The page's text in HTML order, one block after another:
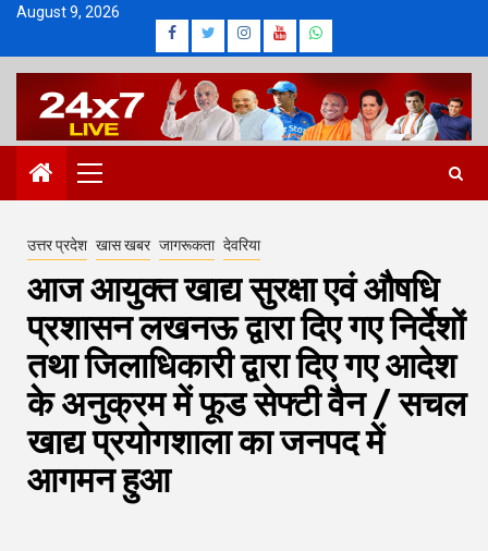
Skip
content
August 9, 2026
Facebook
Twitter
Instagram
Youtube
Whatsapp
Primary
Menu
उत्तर प्रदेश खास खबर जागरूकता देवरिया
आज आयुक्त खाद्य सुरक्षा एवं औषधि
प्रशासन लखनऊ द्वारा दिए गए निर्देशों
तथा जिलाधिकारी द्वारा दिए गए आदेश
के अनुक्रम में फूड सेफ्टी वैन / सचल
खाद्य प्रयोगशाला का जनपद में
आगमन हुआ